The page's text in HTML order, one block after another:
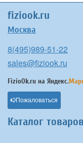
fiziook.ru
Москва
8(495)989-51-22
sales@fiziook.ru
FizioOk.ru на Яндекс.
Пожаловаться
Каталог товаров